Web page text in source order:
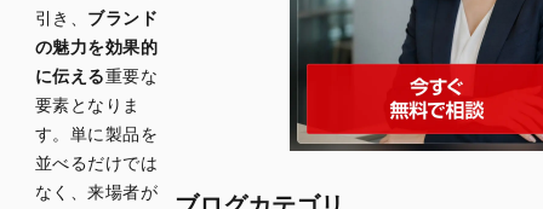
引き、 ブランド
の魅力を効果的
に伝える重要な
要素となりま
す。単に製品を
並べるだけでは
なく、来場者が